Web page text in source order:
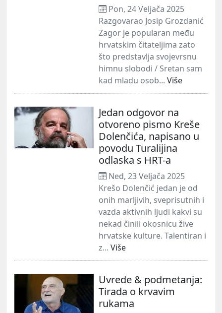
Pon, 24 Veljača 2025
Razgovarao Josip Grozdanić
Zagor je popularan među
hrvatskim čitateljima zato
što predstavlja svojevrsnu
himnu slobodi / Sretan sam
kad mladu osob... Više
Jedan odgovor na
otvoreno pismo Kreše
Dolenčića, napisano u
povodu Turalijina
odlaska s HRT-a
Ned, 23 Veljača 2025
Krešo Dolenčić jedan je od
onih marljivih, sveprisutnih i
vazda aktivnih ljudi kakvi su
nekad činili okosnicu žive
hrvatske kulture. Talentiran i
z... Više
Uvrede & podmetanja:
Tirada o krvavim
rukama